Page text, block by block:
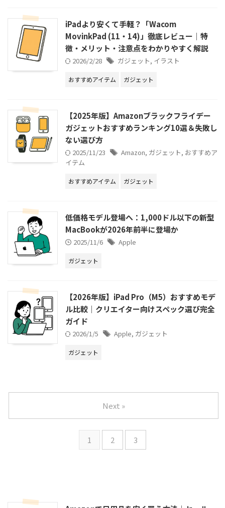
iPadより安くて手軽？「Wacom
MovinkPad (11・14)」徹底レビュー｜特
徴・メリット・注意点をわかりやすく解説
2026/2/28 ガジェット, イラスト
おすすめアイテム ガジェット
【2025年版】Amazonブラックフライデー
ガジェットおすすめランキング10選＆失敗し
ない選び方
2025/11/23 Amazon, ガジェット, おすすめア
イテム
おすすめアイテム ガジェット
低価格モデル登場へ：1,000ドル以下の新型
MacBookが2026年前半に登場か
2025/11/6 Apple
ガジェット
【2026年版】iPad Pro（M5）おすすめモデ
ル比較｜クリエイター向けスペック選び完全
ガイド
2026/1/5 Apple, ガジェット
ガジェット
1 2 3
Next »